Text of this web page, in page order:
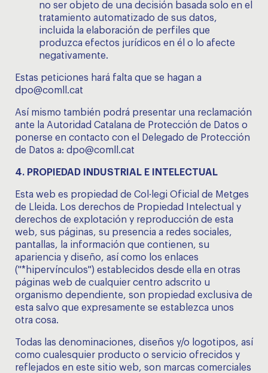
no ser objeto de una decisión basada solo en el
tratamiento automatizado de sus datos,
incluida la elaboración de perfiles que
produzca efectos jurídicos en él o lo afecte
negativamente.
Estas peticiones hará falta que se hagan a
dpo@comll.cat
Así mismo también podrá presentar una reclamación
ante la Autoridad Catalana de Protección de Datos o
ponerse en contacto con el Delegado de Protección
de Datos a: dpo@comll.cat
4. PROPIEDAD INDUSTRIAL E INTELECTUAL
Esta web es propiedad de Col·legi Oficial de Metges
de Lleida. Los derechos de Propiedad Intelectual y
derechos de explotación y reproducción de esta
web, sus páginas, su presencia a redes sociales,
pantallas, la información que contienen, su
apariencia y diseño, así como los enlaces
("*hipervínculos") establecidos desde ella en otras
páginas web de cualquier centro adscrito u
organismo dependiente, son propiedad exclusiva de
esta salvo que expresamente se establezca unos
otra cosa.
Todas las denominaciones, diseños y/o logotipos, así
como cualesquier producto o servicio ofrecidos y
reflejados en este sitio web, son marcas comerciales